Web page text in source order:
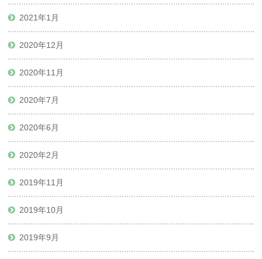
2021年1月
2020年12月
2020年11月
2020年7月
2020年6月
2020年2月
2019年11月
2019年10月
2019年9月